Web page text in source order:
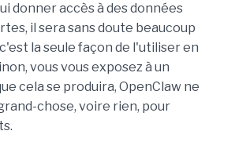
donner accès à des données
il sera sans doute beaucoup
la seule façon de l'utiliser en
vous vous exposez à un
cela se produira, OpenClaw ne
chose, voire rien, pour